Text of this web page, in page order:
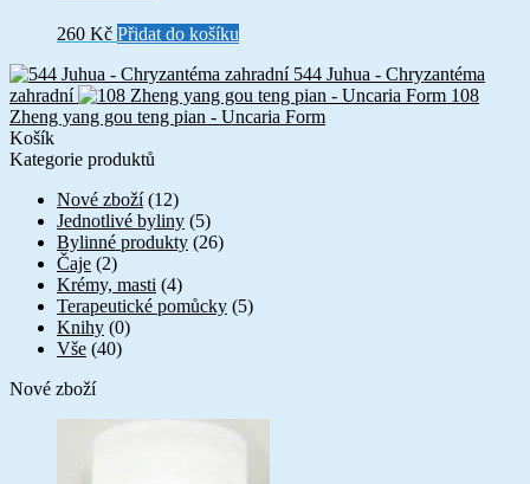
260 Kč Přidat do košíku
544 Juhua - Chryzantéma
zahradní
108
Zheng yang gou teng pian - Uncaria Form
Košík
Kategorie produktů
Nové zboží (12)
Jednotlivé byliny (5)
Bylinné produkty (26)
Čaje (2)
Krémy, masti (4)
Terapeutické pomůcky (5)
Knihy (0)
Vše (40)
Nové zboží